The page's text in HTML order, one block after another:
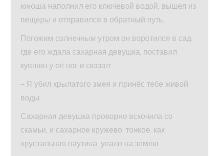
юноша наполнил его ключевой водой, вышел из
пещеры и отправился в обратный путь.
Погожим солнечным утром он воротился в сад,
где его ждала сахарная девушка, поставил
кувшин у её ног и сказал:
– Я убил крылатого змея и принёс тебе живой
воды.
Сахарная девушка проворно вскочила со
скамьи, и сахарное кружево, тонкое, как
хрустальная паутина, упало на землю.